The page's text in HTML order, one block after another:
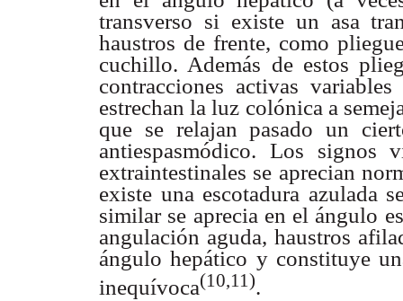
transverso si existe un asa
haustros de frente, como
cuchillo. Además de estos
contracciones activas
estrechan la luz colónica a
que se relajan pasado un
antiespasmódico. Los signos
extraintestinales se aprecian
existe una escotadura azulada
similar se aprecia en el ángulo
angulación aguda, haustros
ángulo hepático y constituye
inequívoca(10,11).